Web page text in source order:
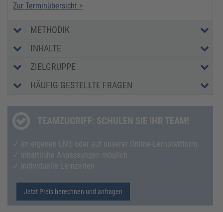
Zur Terminübersicht >
METHODIK
INHALTE
ZIELGRUPPE
HÄUFIG GESTELLTE FRAGEN
TEAMZUGRIFF: SCHULEN SIE IHR TEAM!
✓ Im eigenen LMS oder auf unserer Online-Lernplattform
✓ Inhaltliche Anpassungen möglich
✓ Individuelle Lernzeiten
Jetzt Preis berechnen und anfragen